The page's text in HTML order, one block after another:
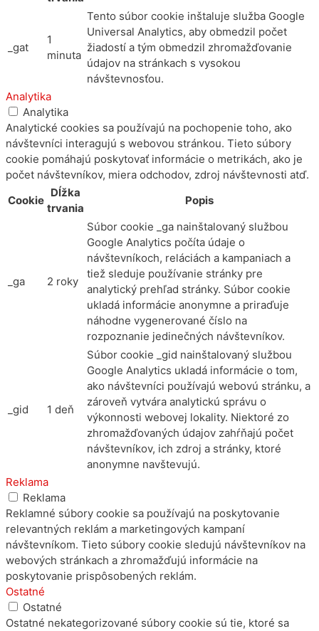
_gat
1
minuta
Tento súbor cookie inštaluje služba Google
Universal Analytics, aby obmedzil počet
žiadostí a tým obmedzil zhromažďovanie
údajov na stránkach s vysokou
návštevnosťou.
Analytika
Analytika
Analytické cookies sa používajú na pochopenie toho, ako
návštevníci interagujú s webovou stránkou. Tieto súbory
cookie pomáhajú poskytovať informácie o metrikách, ako je
počet návštevníkov, miera odchodov, zdroj návštevnosti atď.
Cookie
Dĺžka
trvania
Popis
_ga 2 roky
Súbor cookie _ga nainštalovaný službou
Google Analytics počíta údaje o
návštevníkoch, reláciách a kampaniach a
tiež sleduje používanie stránky pre
analytický prehľad stránky. Súbor cookie
ukladá informácie anonymne a priraďuje
náhodne vygenerované číslo na
rozpoznanie jedinečných návštevníkov.
_gid 1 deň
Súbor cookie _gid nainštalovaný službou
Google Analytics ukladá informácie o tom,
ako návštevníci používajú webovú stránku, a
zároveň vytvára analytickú správu o
výkonnosti webovej lokality. Niektoré zo
zhromažďovaných údajov zahŕňajú počet
návštevníkov, ich zdroj a stránky, ktoré
anonymne navštevujú.
Reklama
Reklama
Reklamné súbory cookie sa používajú na poskytovanie
relevantných reklám a marketingových kampaní
návštevníkom. Tieto súbory cookie sledujú návštevníkov na
webových stránkach a zhromažďujú informácie na
poskytovanie prispôsobených reklám.
Ostatné
Ostatné
Ostatné nekategorizované súbory cookie sú tie, ktoré sa